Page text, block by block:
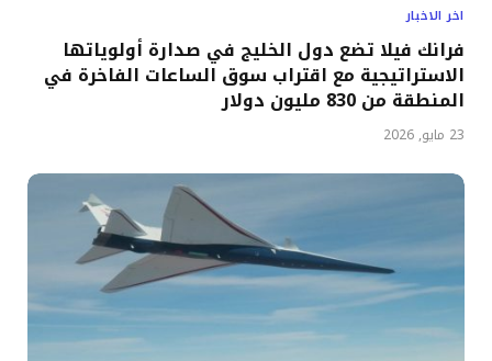
اخر الاخبار
فرانك فيلا تضع دول الخليج في صدارة أولوياتها
الاستراتيجية مع اقتراب سوق الساعات الفاخرة في
المنطقة من 830 مليون دولار
23 مايو, 2026